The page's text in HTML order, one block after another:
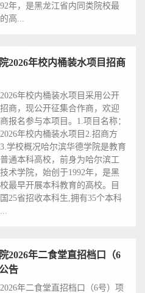
年，是黑龙江省内同类院校最
高...
2026年校内桶装水项目招商
年校内桶装水项目采用公开
商，现公开征集合作商，欢迎
报名参与本项目。1.项目名称：
年校内桶装水项目2.招商方
学校概况哈尔滨华德学院是教育
通本科高校，前身为哈尔滨工
术学院，始创于1992年，是黑
最早开展本科教育的高校。目
25省招收本科生,拥有35个本科
2026年二食堂直招档口（6
告
年二食堂直招档口（6号）项